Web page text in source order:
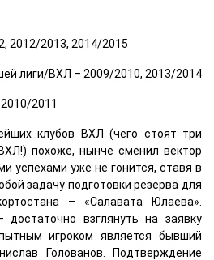
2012/2013, 2014/2015
лиги/ВХЛ – 2009/2010, 2013/2014
2011
клубов ВХЛ (чего стоят три
похоже, нынче сменил вектор
успехами уже не гонится, ставя в
задачу подготовки резерва для
– «Салавата Юлаева».
взглянуть на заявку
игроком является бывший
Голованов. Подтверждение